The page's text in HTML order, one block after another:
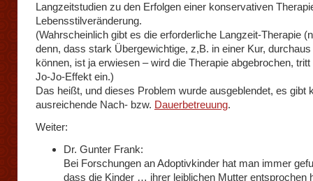
Langzeitstudien zu den Erfolgen einer konservativen
Lebensstilveränderung.
(Wahrscheinlich gibt es die erforderliche Langzeit-Therapie
denn, dass stark Übergewichtige, z,B. in einer Kur,
können, ist ja erwiesen – wird die Therapie abgebrochen, tritt
Jo-Jo-Effekt ein.)
Das heißt, und dieses Problem wurde ausgeblendet, es gibt
ausreichende Nach- bzw. Dauerbetreuung.
Weiter:
Dr. Gunter Frank:
Bei Forschungen an Adoptivkinder hat man immer
dass die Kinder … ihrer leiblichen Mutter entsprochen